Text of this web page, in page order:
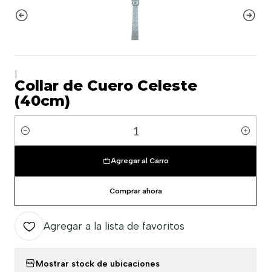
Collar de Cuero Celeste
(40cm)
Cantidad
Agregar al Carro
Comprar ahora
Agregar a la lista de favoritos
Mostrar stock de ubicaciones